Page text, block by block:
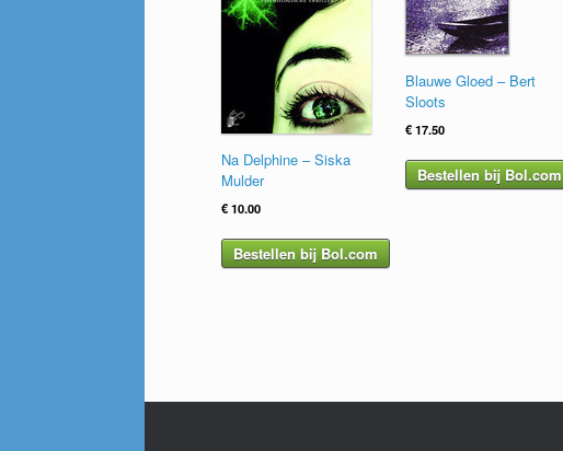
Na Delphine – Siska
Mulder
€10.00
Bestellen bij Bol.com
Blauwe Gloed – Bert
Sloots
€17.50
Bestellen bij Bol.com